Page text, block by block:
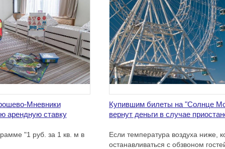
Мневники
арендную ставку
"1 руб. за 1 кв. м в
Купившим билеты на "Солнце
вернут деньги в случае
Если температура воздуха ниже,
останавливаться с обзвоном